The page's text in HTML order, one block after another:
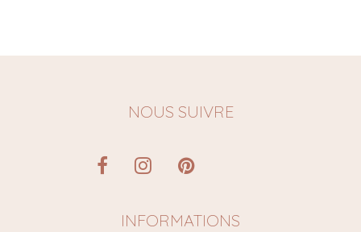
NOUS SUIVRE
INFORMATIONS